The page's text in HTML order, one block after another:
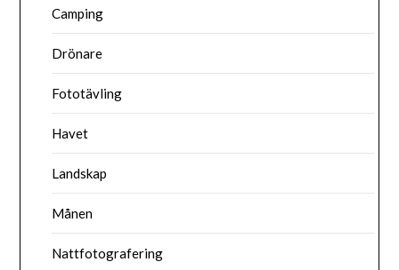
Camping
Drönare
Fototävling
Havet
Landskap
Månen
Nattfotografering